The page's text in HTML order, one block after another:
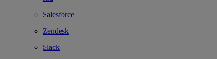
Salesforce
Zendesk
Slack